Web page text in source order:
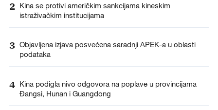
2 Kina se protivi američkim sankcijama kineskim
istraživačkim institucijama
3 Objavljena izjava posvećena saradnji APEK-a u oblasti
podataka
4 Kina podigla nivo odgovora na poplave u provincijama
Đangsi, Hunan i Guangdong